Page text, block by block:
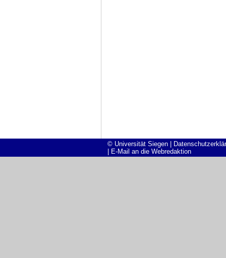
© Universität Siegen|
E-Mail an die Webredaktion